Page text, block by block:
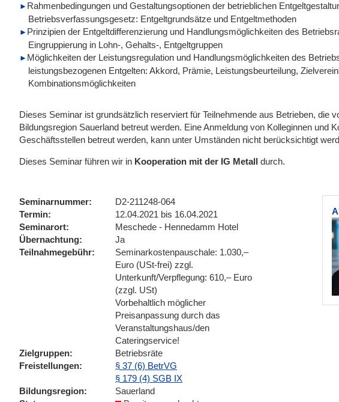
Rahmenbedingungen und Gestaltungsoptionen der betrieblichen
Betriebsverfassungsgesetz: Entgeltgrundsätze und Entgeltmethoden
Prinzipien der Entgeltdifferenzierung und Handlungsmöglichkeiten des
Eingruppierung in Lohn-, Gehalts-, Entgeltgruppen
Möglichkeiten der Leistungsregulation und Handlungsmöglichkeiten des
leistungsbezogenen Entgelten: Akkord, Prämie, Leistungsbeurteilung,
Kombinationsmöglichkeiten
Dieses Seminar ist grundsätzlich reserviert für Teilnehmende aus Betrieben, die
Bildungsregion Sauerland betreut werden. Eine Anmeldung von Kolleginnen und
Geschäftsstellen betreut werden, kann unter Umständen nicht berücksichtigt
Dieses Seminar führen wir in Kooperation mit der IG Metall durch.
Seminarnummer
D2-211248-064
Termin
12.04.2021 bis 16.04.2021
Seminarort
Meschede - Hennedamm Hotel
Übernachtung
Ja
Teilnahmegebühr
Seminarkostenpauschale: 1.030,–
Euro (USt-frei) zzgl.
Unterkunft/Verpflegung: 610,– Euro
(zzgl. USt)
Vorbehaltlich möglicher
Preisanpassung durch das
Veranstaltungshaus/den
Cateringservice!
Zielgruppen
Betriebsräte
Freistellungen
§ 37 (6) BetrVG
§ 179 (4) SGB IX
Bildungsregion
Sauerland